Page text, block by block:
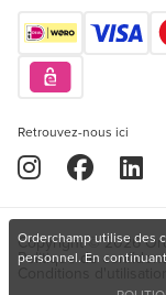
Retrouvez-nous ici
Copyright © 2026
Politique de
Orderchamp utilise des
personnel. En